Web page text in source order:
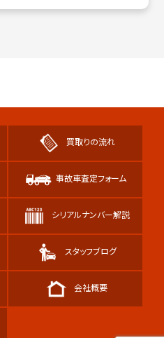
買取りの流れ
事故車査定フォーム
シリアルナンバー解説
スタッフブログ
会社概要